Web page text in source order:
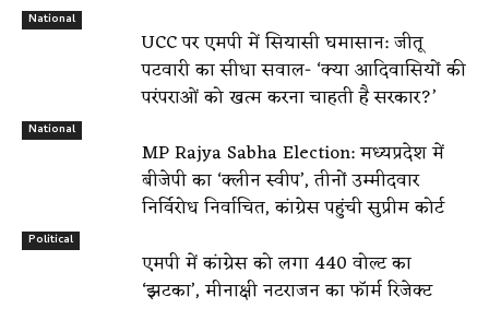
National
UCC पर एमपी में सियासी घमासान: जीतू
पटवारी का सीधा सवाल- ‘क्या आदिवासियों की
परंपराओं को खत्म करना चाहती है सरकार?’
National
MP Rajya Sabha Election: मध्यप्रदेश में
बीजेपी का ‘क्लीन स्वीप’, तीनों उम्मीदवार
निर्विरोध निर्वाचित, कांग्रेस पहुंची सुप्रीम कोर्ट
Political
एमपी में कांग्रेस को लगा 440 वोल्ट का
‘झटका’, मीनाक्षी नटराजन का फॉर्म रिजेक्ट